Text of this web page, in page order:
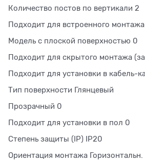
Количество постов по вертикали 2
Подходит для встроенного монтажа
Модель с плоской поверхностью 0
Подходит для скрытого монтажа
Подходит для установки в кабель-
Тип поверхности Глянцевый
Прозрачный 0
Подходит для установки в пол 0
Степень защиты (IP) IP20
Ориентация монтажа Горизонтальн.